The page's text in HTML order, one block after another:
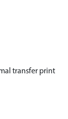
transfer print